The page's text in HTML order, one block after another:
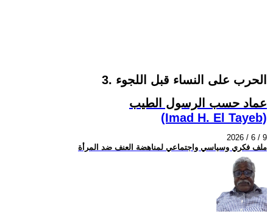
3. الحرب على النساء قبل اللجوء
عماد حسب الرسول الطيب
(Imad H. El Tayeb)
2026 / 6 / 9
ملف فكري وسياسي واجتماعي لمناهضة العنف ضد المرأة